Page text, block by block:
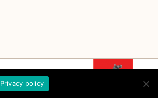
Privacy policy